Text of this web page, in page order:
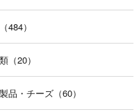
484）
（20）
品・チーズ（60）